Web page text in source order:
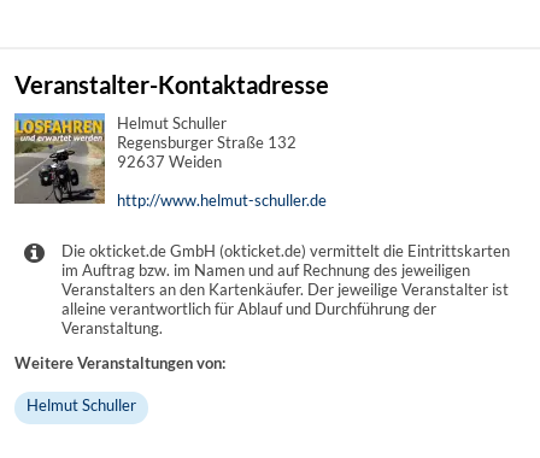
Veranstalter-Kontaktadresse
Helmut Schuller
Regensburger Straße 132
92637 Weiden
http://www.helmut-schuller.de
Die okticket.de GmbH (okticket.de) vermittelt die Eintrittskarten
im Auftrag bzw. im Namen und auf Rechnung des jeweiligen
Veranstalters an den Kartenkäufer. Der jeweilige Veranstalter ist
alleine verantwortlich für Ablauf und Durchführung der
Veranstaltung.
Weitere Veranstaltungen von:
Helmut Schuller